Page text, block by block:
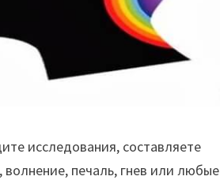
исследования, составляете
волнение, печаль, гнев или любые